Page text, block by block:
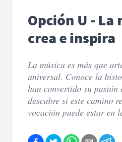
Opción U - La
crea e inspira
La música es más que
universal. Conoce la
han convertido su
descubre si este camino
vocación puede estar en